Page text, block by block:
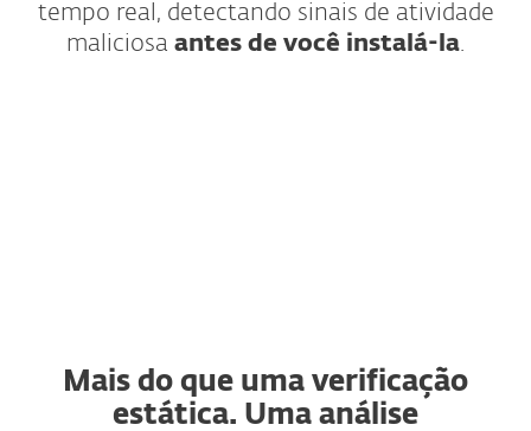
tempo real, detectando sinais de atividade
maliciosa antes de você instalá-la.
Mais do que uma verificação
estática. Uma análise